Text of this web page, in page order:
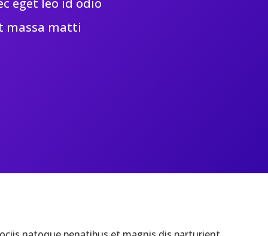
eget leo id odio
massa matti